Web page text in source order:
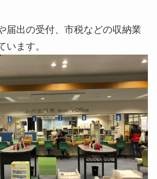
届出の受付、市税などの収納業
います。